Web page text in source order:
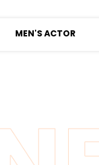
MEN'S ACTOR